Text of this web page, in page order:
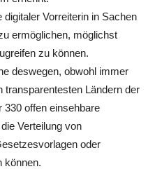
Vorreiterin in Sachen
ermöglichen, möglichst
zu können.
deswegen, obwohl immer
transparentesten Ländern der
330 offen einsehbare
Verteilung von
oder
können.